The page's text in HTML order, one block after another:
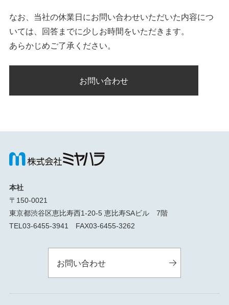
なお、当社の休業日にお問い合わせいただいた内容につ
いては、回答までに少しお時間をいただきます。
あらかじめご了承ください。
お問い合わせ
本社
〒150-0021
東京都渋谷区恵比寿西1-20-5 恵比寿SAビル 7階
TEL03-6455-3941 FAX03-6455-3262
お問い合わせ